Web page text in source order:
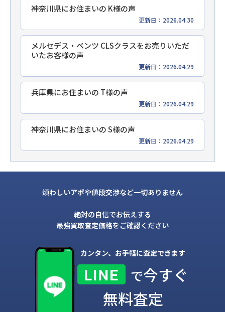
神奈川県にお住まいの K様の声
更新日：2026.04.30
メルセデス・ベンツ CLSクラスをお売りいただ
いたお客様の声
更新日：2026.04.29
兵庫県にお住まいの T様の声
更新日：2026.04.29
神奈川県にお住まいの S様の声
更新日：2026.04.29
煩わしいアポや値段交渉など一切ありません
絶対の自信でお伝えする
最強買取査定価格をご確認ください
カンタン、お手軽に査定できます
LINE で今すぐ
無料査定